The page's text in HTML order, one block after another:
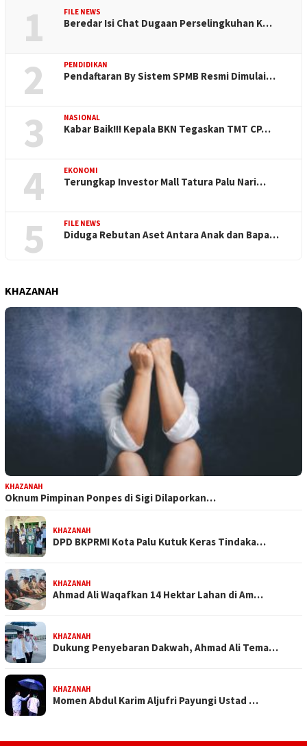
1 FILE NEWS
Beredar Isi Chat Dugaan Perselingkuhan K…
2 PENDIDIKAN
Pendaftaran By Sistem SPMB Resmi Dimulai…
3 NASIONAL
Kabar Baik!!! Kepala BKN Tegaskan TMT CP…
4 EKONOMI
Terungkap Investor Mall Tatura Palu Nari…
5 FILE NEWS
Diduga Rebutan Aset Antara Anak dan Bapa…
KHAZANAH
KHAZANAH
Oknum Pimpinan Ponpes di Sigi Dilaporkan…
KHAZANAH
DPD BKPRMI Kota Palu Kutuk Keras Tindaka…
KHAZANAH
Ahmad Ali Waqafkan 14 Hektar Lahan di Am…
KHAZANAH
Dukung Penyebaran Dakwah, Ahmad Ali Tema…
KHAZANAH
Momen Abdul Karim Aljufri Payungi Ustad …